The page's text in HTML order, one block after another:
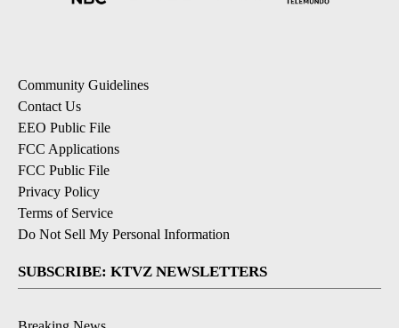
Community Guidelines
Contact Us
EEO Public File
FCC Applications
FCC Public File
Privacy Policy
Terms of Service
Do Not Sell My Personal Information
SUBSCRIBE: KTVZ NEWSLETTERS